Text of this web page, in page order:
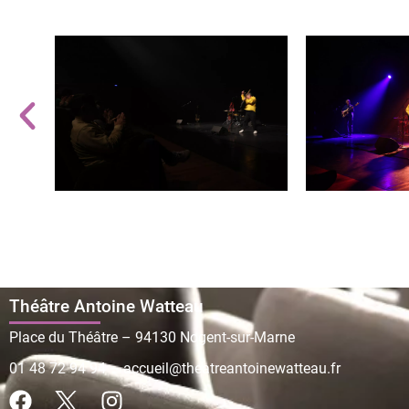
Théâtre Antoine Watteau
Place du Théâtre – 94130 Nogent-sur-Marne
01 48 72 94 94–accueil@theatreantoinewatteau.fr